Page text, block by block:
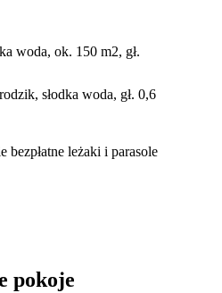
woda, ok. 150 m2, gł.
słodka woda, gł. 0,6
bezpłatne leżaki i parasole
pokoje